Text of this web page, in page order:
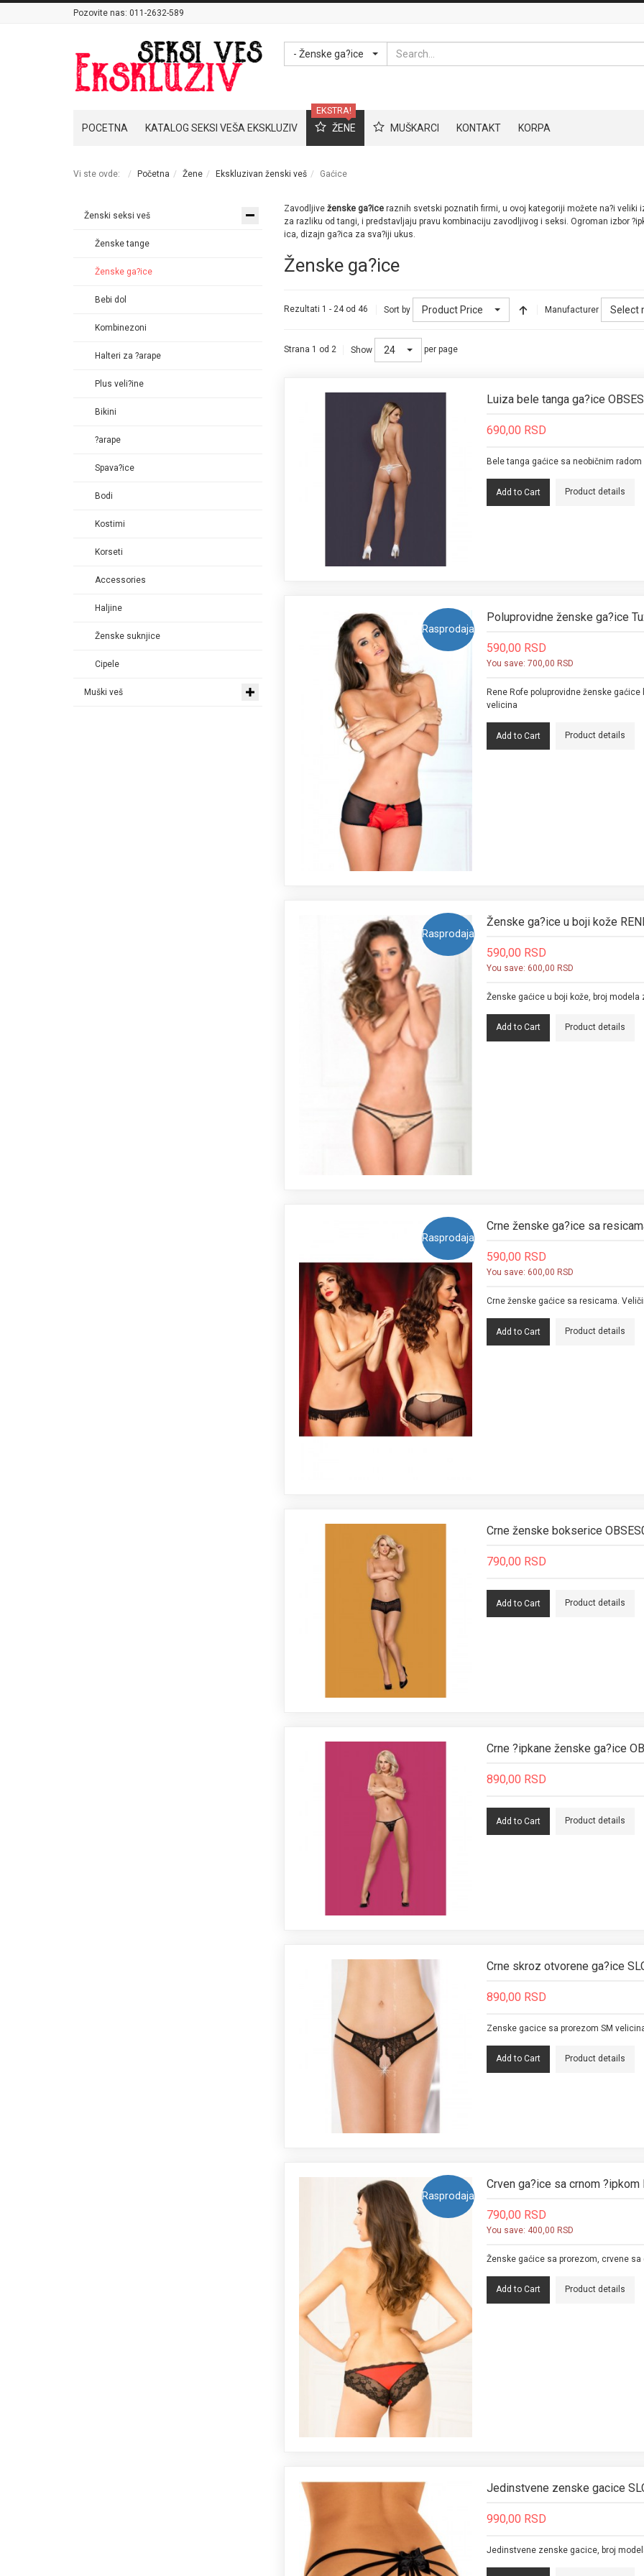
Pozovite nas: 011-2632-589
- Ženske ga?ice
Search
POCETNA KATALOG SEKSI VEŠA EKSKLUZIV ŽENE
EKSTRA!
MUŠKARCI KONTAKT KORPA
Vi ste ovde: Početna Žene Ekskluzivan ženski veš Gaćice
Zavodljive ženske ga?iceraznih svetski poznatih firmi, u ovoj kategoriji možete na?i veliki
za razliku od tangi, i predstavljaju pravu kombinaciju zavodljivog i seksi. Ogroman izbor
ica, dizajn ga?ica za sva?iji ukus.
Ženske ga?ice
Rezultati 1 - 24 od 46 Sort by Product Price Manufacturer Select
Strana 1 od 2 Show 24 per page
Luiza bele tanga ga?ice
690,00 RSD
Bele tanga gaćice sa neobičnim radom
Product details
Rasprodaja
Poluprovidne ženske ga?ice
590,00 RSD
You save:700,00 RSD
Rene Rofe poluprovidne ženske
velicina
Product details
Rasprodaja
Ženske ga?ice u boji kože
590,00 RSD
You save: 600,00 RSD
Ženske gaćice u boji kože, broj modela
Product details
Rasprodaja
Crne ženske ga?ice sa
590,00 RSD
You save: 600,00 RSD
Crne ženske gaćice sa resicama.
Product details
Crne ženske bokserice
790,00 RSD
Product details
Crne ?ipkane ženske ga?ice
890,00 RSD
Product details
Crne skroz otvorene ga?ice
890,00 RSD
Zenske gacice sa prorezom SM
Product details
Rasprodaja
Crven ga?ice sa crnom ?ipkom
790,00 RSD
You save: 400,00 RSD
Ženske gaćice sa prorezom, crvene sa
Product details
Jedinstvene zenske gacice
990,00 RSD
Jedinstvene zenske gacice, broj
Ženski seksi veš
Ženske tange
Ženske ga?ice
Bebi dol
Kombinezoni
Halteri za ?arape
Plus veli?ine
Bikini
?arape
Spava?ice
Bodi
Kostimi
Korseti
Accessories
Haljine
Ženske suknjice
Cipele
Muški veš